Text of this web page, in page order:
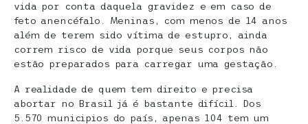
vida por conta daquela gravidez e em caso de
feto anencéfalo. Meninas, com menos de 14 anos
além de terem sido vítima de estupro, ainda
correm risco de vida porque seus corpos não
estão preparados para carregar uma gestação.
A realidade de quem tem direito e precisa
abortar no Brasil já é bastante difícil. Dos
5.570 municipios do país, apenas 104 tem um